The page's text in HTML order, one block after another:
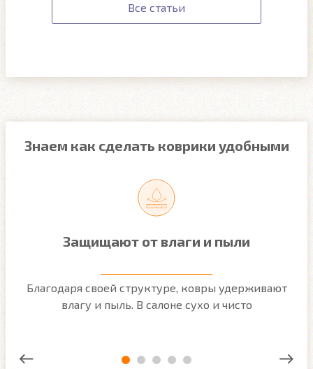
Все статьи
Знаем как сделать коврики удобными
Защищают от влаги и пыли
Благодаря своей структуре, ковры удерживают
влагу и пыль. В салоне сухо и чисто